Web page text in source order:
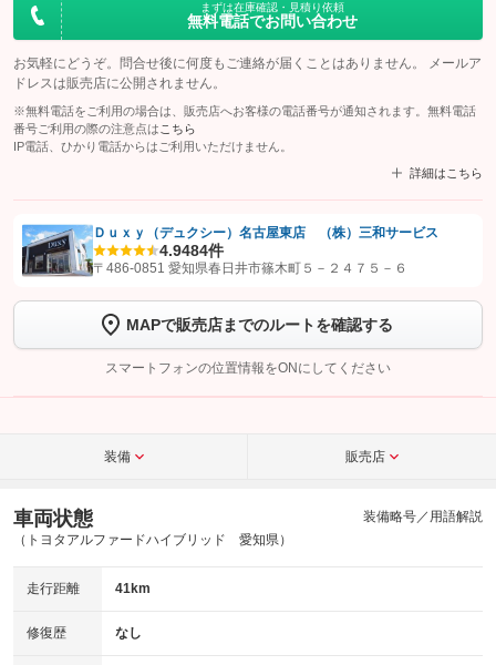
まずは在庫確認・見積り依頼
無料電話でお問い合わせ
お気軽にどうぞ。問合せ後に何度もご連絡が届くことはありません。 メールア
ドレスは販売店に公開されません。
※無料電話をご利用の場合は、販売店へお客様の電話番号が通知されます。無料電話
番号ご利用の際の注意点は こちら
IP電話、ひかり電話からはご利用いただけません。
詳細はこちら
【STEP1】認証画面でグーネットを友だち追加してから「許可する」ボタンを押
トーク画面で
ボタンをタップして問い合わせを
完了してください。
こちら
Ｄｕｘｙ（デュクシー）名古屋東店 （株）三和サービス
4.9484件
〒486-0851 愛知県春日井市篠木町５－２４７５－６
MAPで販売店までのルートを確認する
スマートフォンの位置情報をONにしてください
装備 販売店
車両状態
（トヨタアルファードハイブリッド 愛知県）
装備略号／用語解説
走行距離 41km
修復歴 なし